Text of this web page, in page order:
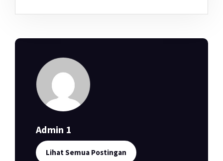
Admin 1
Lihat Semua Postingan